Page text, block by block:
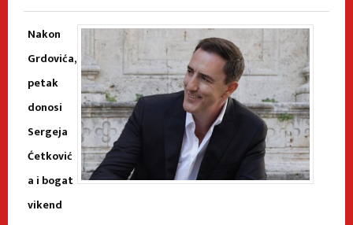
Nakon
Grdovića,
petak
donosi
Sergeja
Ćetković
a i bogat
vikend